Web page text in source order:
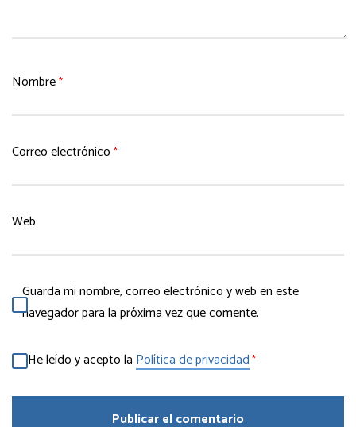
Nombre*
Correo electrónico *
Web
Guarda mi nombre, correo electrónico y web en este
navegador para la próxima vez que comente.
He leído y acepto la Política de privacidad*